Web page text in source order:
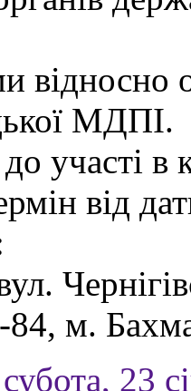
відносно
МДПІ.
участі в
від
84, м.
23